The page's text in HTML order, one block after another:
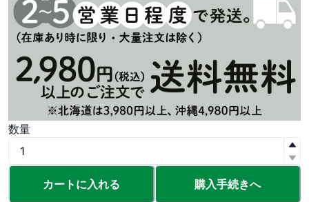
数量
カートに入れる 購入手続きへ